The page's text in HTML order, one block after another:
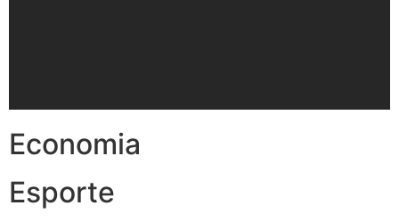
Economia
Esporte